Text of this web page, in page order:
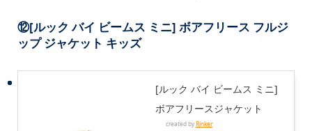
⑫[ルック バイ ビームス ミニ] ボアフリース フルジ
ップ ジャケット キッズ
[ルック バイ ビームス ミニ]
ボアフリースジャケット
created byRinker